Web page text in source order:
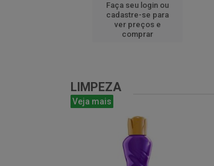
Faça seu login ou
cadastre-se para
ver preços e
comprar
LIMPEZA
Veja mais